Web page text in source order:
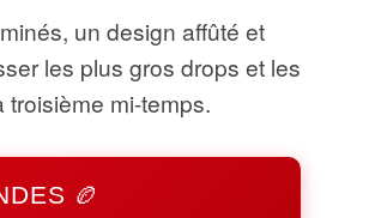
un design affûté et
les plus gros drops et les
mi-temps.
🏉